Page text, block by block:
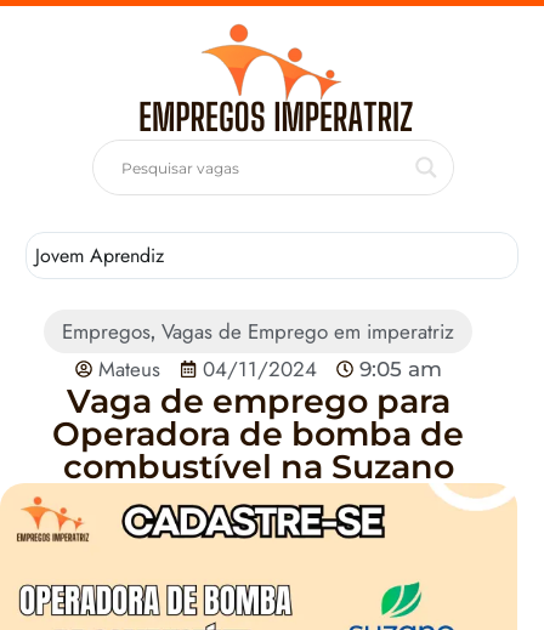
Jovem Aprendiz
Empregos,Vagas de Emprego em imperatriz
Mateus
04/11/2024 9:05 am
Vaga de emprego para
Operadora de bomba de
combustível na Suzano